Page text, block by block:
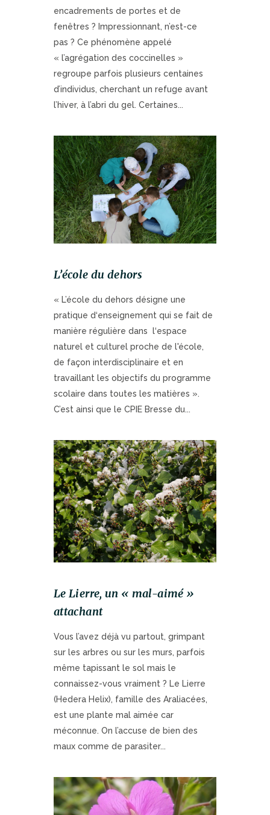
encadrements de portes et de
fenêtres ? Impressionnant, n’est-ce
pas ? Ce phénomène appelé
« l’agrégation des coccinelles »
regroupe parfois plusieurs centaines
d’individus, cherchant un refuge avant
l’hiver, à l’abri du gel. Certaines...
L’école du dehors
« L’école du dehors désigne une
pratique d‘enseignement qui se fait de
manière régulière dans l‘espace
naturel et culturel proche de l'école,
de façon interdisciplinaire et en
travaillant les objectifs du programme
scolaire dans toutes les matières ».
C’est ainsi que le CPIE Bresse du...
Le Lierre, un « mal-aimé »
attachant
Vous l’avez déjà vu partout, grimpant
sur les arbres ou sur les murs, parfois
même tapissant le sol mais le
connaissez-vous vraiment ? Le Lierre
(Hedera Helix), famille des Araliacées,
est une plante mal aimée car
méconnue. On l’accuse de bien des
maux comme de parasiter...